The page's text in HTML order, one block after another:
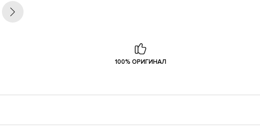
100% ОРИГИНАЛ